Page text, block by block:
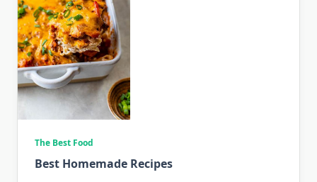
The Best Food
Best Homemade Recipes